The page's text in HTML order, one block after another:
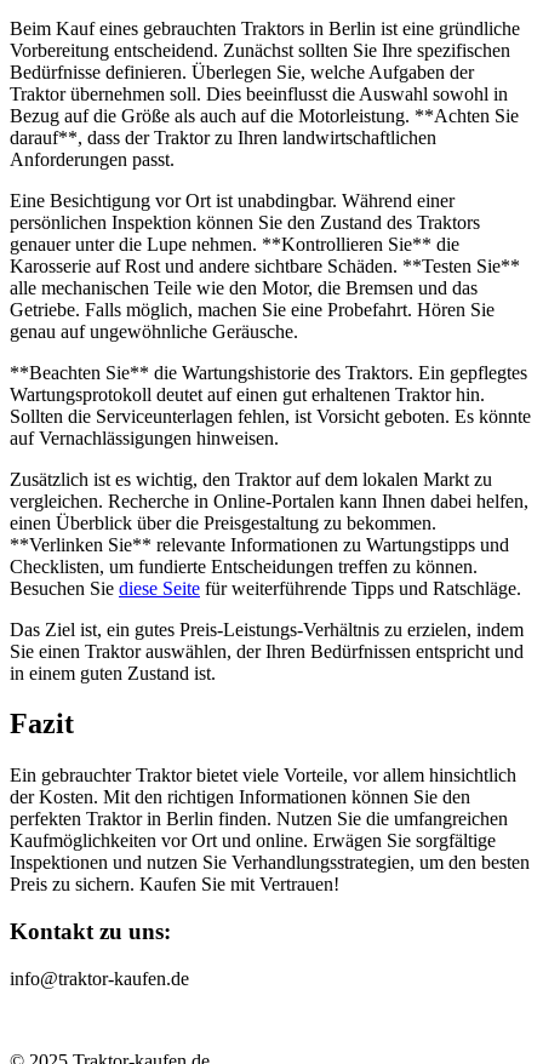
Beim Kauf eines gebrauchten Traktors in Berlin ist eine gründliche
Vorbereitung entscheidend. Zunächst sollten Sie Ihre spezifischen
Bedürfnisse definieren. Überlegen Sie, welche Aufgaben der
Traktor übernehmen soll. Dies beeinflusst die Auswahl sowohl in
Bezug auf die Größe als auch auf die Motorleistung. **Achten Sie
darauf**, dass der Traktor zu Ihren landwirtschaftlichen
Anforderungen passt.
Eine Besichtigung vor Ort ist unabdingbar. Während einer
persönlichen Inspektion können Sie den Zustand des Traktors
genauer unter die Lupe nehmen. **Kontrollieren Sie** die
Karosserie auf Rost und andere sichtbare Schäden. **Testen Sie**
alle mechanischen Teile wie den Motor, die Bremsen und das
Getriebe. Falls möglich, machen Sie eine Probefahrt. Hören Sie
genau auf ungewöhnliche Geräusche.
**Beachten Sie** die Wartungshistorie des Traktors. Ein gepflegtes
Wartungsprotokoll deutet auf einen gut erhaltenen Traktor hin.
Sollten die Serviceunterlagen fehlen, ist Vorsicht geboten. Es könnte
auf Vernachlässigungen hinweisen.
Zusätzlich ist es wichtig, den Traktor auf dem lokalen Markt zu
vergleichen. Recherche in Online-Portalen kann Ihnen dabei helfen,
einen Überblick über die Preisgestaltung zu bekommen.
**Verlinken Sie** relevante Informationen zu Wartungstipps und
Checklisten, um fundierte Entscheidungen treffen zu können.
Besuchen Sie diese Seite für weiterführende Tipps und Ratschläge.
Das Ziel ist, ein gutes Preis-Leistungs-Verhältnis zu erzielen, indem
Sie einen Traktor auswählen, der Ihren Bedürfnissen entspricht und
in einem guten Zustand ist.
Fazit
Ein gebrauchter Traktor bietet viele Vorteile, vor allem hinsichtlich
der Kosten. Mit den richtigen Informationen können Sie den
perfekten Traktor in Berlin finden. Nutzen Sie die umfangreichen
Kaufmöglichkeiten vor Ort und online. Erwägen Sie sorgfältige
Inspektionen und nutzen Sie Verhandlungsstrategien, um den besten
Preis zu sichern. Kaufen Sie mit Vertrauen!
Kontakt zu uns:
info@traktor-kaufen.de